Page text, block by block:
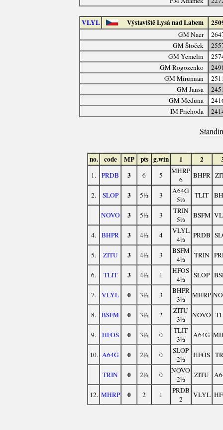
VLYL Výstaviště Lysá nad Labem
GM Naer
GM Štoček
GM Yemelin
GM Rogozenko
GM Mirumian
GM Jansa
GM Meduna
IM Priehoda
no. code MP pts g.win 1 2
1. PRDB 3 6 5
MHRP
6
BHPR
2. SLOP 3 5½ 3
A64G
5½
TLIT
NOVO 3 5½ 3
TRIN
5½
BSFM
4. BHPR 3 4½ 4
VLYL
4½
PRDB
5. ZITU 3 4½ 3
BSFM
4½
TRIN
6. TLIT 3 4½ 1
HFOS
4½
SLOP
7. VLYL 0 3½ 3
BHPR
3½
MHRP
8. BSFM 0 3½ 2
ZITU
3½
NOVO
9. HFOS 0 3½ 0
TLIT
3½
A64G
10. A64G 0 2½ 0
SLOP
2½
HFOS
TRIN 0 2½ 0
NOVO
2½
ZITU
12. MHRP 0 2 1
PRDB
2
VLYL